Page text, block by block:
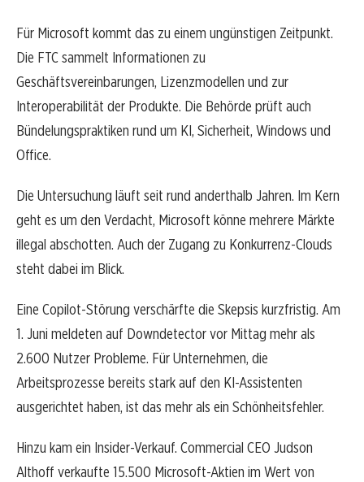
Für Microsoft kommt das zu einem ungünstigen Zeitpunkt.
Die FTC sammelt Informationen zu
Geschäftsvereinbarungen, Lizenzmodellen und zur
Interoperabilität der Produkte. Die Behörde prüft auch
Bündelungspraktiken rund um KI, Sicherheit, Windows und
Office.
Die Untersuchung läuft seit rund anderthalb Jahren. Im Kern
geht es um den Verdacht, Microsoft könne mehrere Märkte
illegal abschotten. Auch der Zugang zu Konkurrenz-Clouds
steht dabei im Blick.
Eine Copilot-Störung verschärfte die Skepsis kurzfristig. Am
1. Juni meldeten auf Downdetector vor Mittag mehr als
2.600 Nutzer Probleme. Für Unternehmen, die
Arbeitsprozesse bereits stark auf den KI-Assistenten
ausgerichtet haben, ist das mehr als ein Schönheitsfehler.
Hinzu kam ein Insider-Verkauf. Commercial CEO Judson
Althoff verkaufte 15.500 Microsoft-Aktien im Wert von